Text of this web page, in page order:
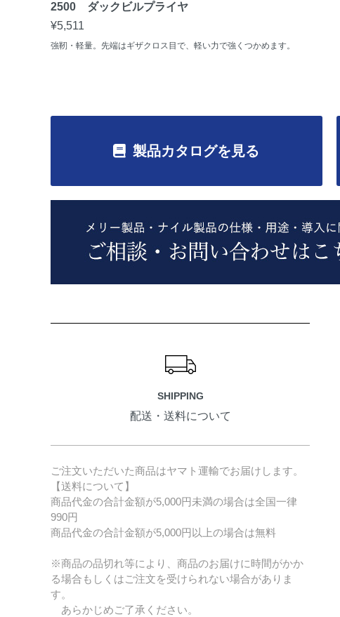
2500 ダックビルプライヤ
¥5,511
強靭・軽量。先端はギザクロス目で、軽い力で強くつかめます。
製品カタログを見る
SHIPPING
配送・送料について
ご注文いただいた商品はヤマト運輸でお届けします。
【送料について】
商品代金の合計金額が5,000円未満の場合は全国一律
990円
商品代金の合計金額が5,000円以上の場合は無料
※商品の品切れ等により、商品のお届けに時間がかか
る場合もしくはご注文を受けられない場合がありま
す。
あらかじめご了承ください。